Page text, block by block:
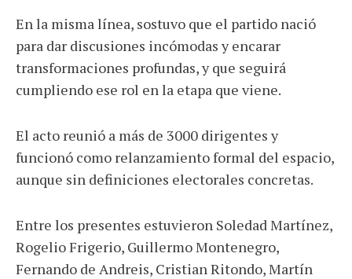
En la misma línea, sostuvo que el partido nació
para dar discusiones incómodas y encarar
transformaciones profundas, y que seguirá
cumpliendo ese rol en la etapa que viene.
El acto reunió a más de 3000 dirigentes y
funcionó como relanzamiento formal del espacio,
aunque sin definiciones electorales concretas.
Entre los presentes estuvieron Soledad Martínez,
Rogelio Frigerio, Guillermo Montenegro,
Fernando de Andreis, Cristian Ritondo, Martín